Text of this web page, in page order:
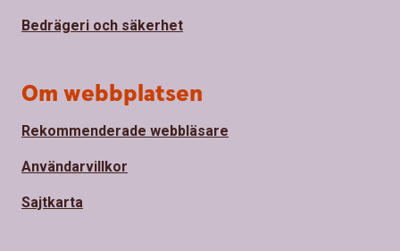
Bedrägeri och säkerhet
Om webbplatsen
Rekommenderade webbläsare
Användarvillkor
Sajtkarta